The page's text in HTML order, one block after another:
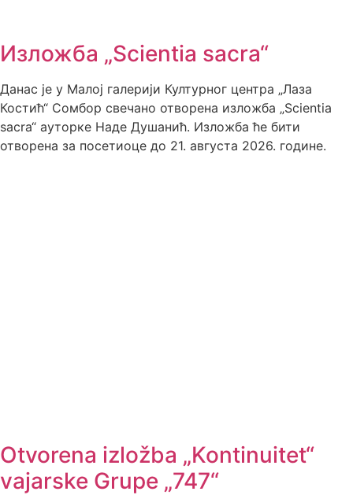
Изложба „Scientia sacra“
Данас је у Малој галерији Културног центра „Лаза
Костић“ Сомбор свечано отворена изложба „Scientia
sacra“ ауторке Наде Душанић. Изложба ће бити
отворена за посетиоце до 21. августа 2026. године.
Otvorena izložba „Kontinuitet“
vajarske Grupe „747“